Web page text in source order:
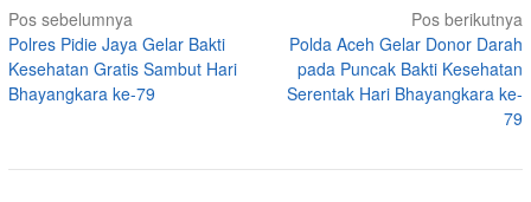
Navigasi
pos
Pos sebelumnya
Polres Pidie Jaya Gelar Bakti
Kesehatan Gratis Sambut Hari
Bhayangkara ke-79
Pos berikutnya
Polda Aceh Gelar Donor Darah
pada Puncak Bakti Kesehatan
Serentak Hari Bhayangkara ke-
79